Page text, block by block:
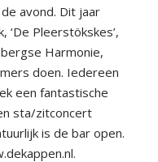
avond. Dit jaar
Pleerstökskes’,
Harmonie,
doen. Iedereen
een fantastische
sta/zitconcert
is de bar open.